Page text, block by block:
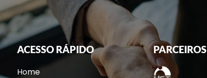
ACESSO RÁPIDO
Home
PARCEIROS